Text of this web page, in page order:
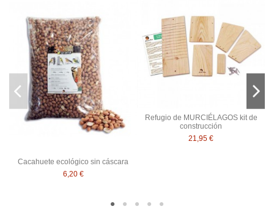
Cacahuete ecológico sin cáscara
6,20 €
Refugio de MURCIÉLAGOS kit de
construcción
21,95 €